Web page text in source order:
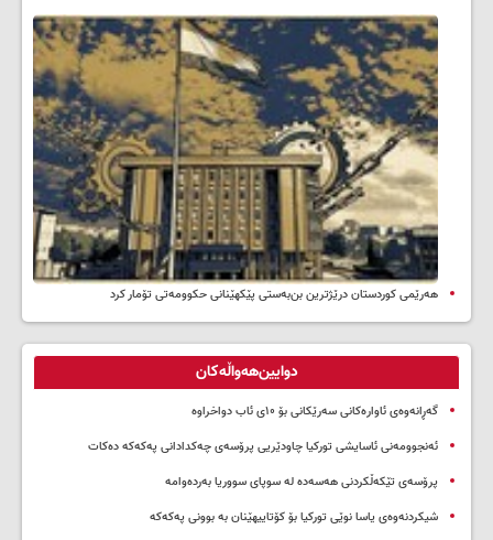
هەرێمی کوردستان درێژترین بن‌بەستی پێکهێنانی حکوومەتی تۆمار کرد
دوایین‌هەواڵەکان
گەڕانەوەی ئاوارەکانی سەرێکانی بۆ ۱۰ی ئاب دواخراوە
ئەنجوومەنی ئاسایشی تورکیا چاودێریی پرۆسەی چەکدادانی پەکەکە دەکات
پرۆسەی تێکەڵکردنی هەسەدە لە سوپای سووریا بەردەوامە
شیکردنەوەی یاسا نوێی تورکیا بۆ کۆتاییهێنان بە بوونی پەکەکە